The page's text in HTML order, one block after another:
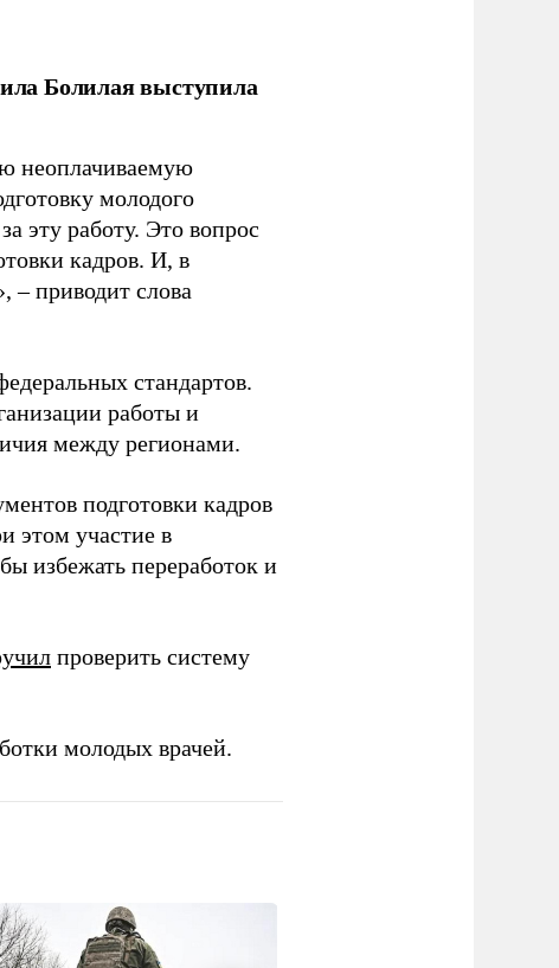
Болилая выступила
неоплачиваемую
молодого
эту работу. Это вопрос
кадров. И, в
– приводит слова
стандартов.
работы и
между регионами.
подготовки кадров
этом участие в
избежать переработок и
проверить систему
молодых врачей.